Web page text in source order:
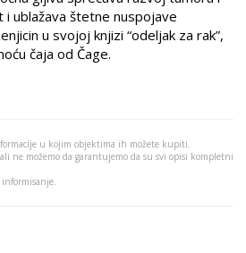
i ublažava štetne nuspojave
u svojoj knjizi “odeljak za rak”,
čaja od Čage.
u kojim objektima ih možete kupiti.
ne možemo da garantujemo da su svi opisi kompletni